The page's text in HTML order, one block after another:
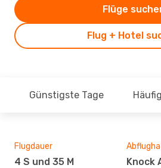
Flug + Hotel
Flüge
Günstigste Tage
Flugdauer
4 S und 35 M